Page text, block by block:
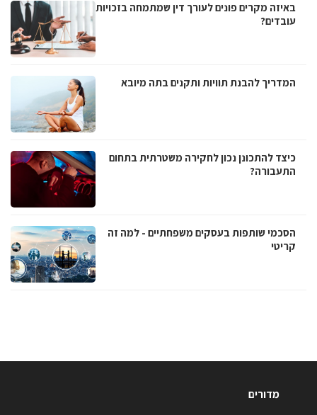
באיזה מקרים פונים לעורך דין שמתמחה בזכויות
עובדים?
המדריך להבנת תוויות ותקנים בתה מיובא
כיצד להתכונן נכון לחקירה משטרתית בתחום
התעבורה?
הסכמי שותפות בעסקים משפחתיים - למה זה
קריטי
מדורים